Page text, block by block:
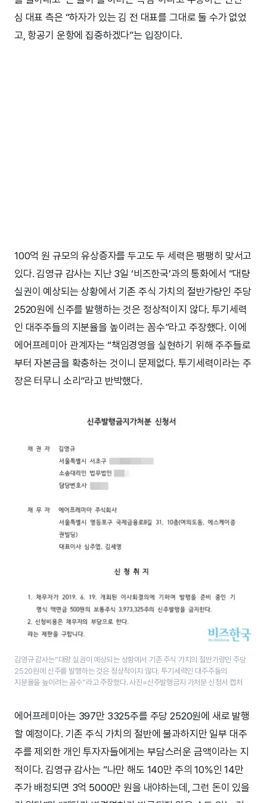
심 대표 측은 “하자가 있는 김 전 대표를 그대로 둘 수가 없었
고, 항공기 운항에 집중하겠다”는 입장이다.
100억 원 규모의 유상증자를 두고도 두 세력은 팽팽히 맞서고
있다. 김영규 감사는 지난 3일 ‘비즈한국’과의 통화에서 “대량
실권이 예상되는 상황에서 기존 주식 가치의 절반가량인 주당
2520원에 신주를 발행하는 것은 정상적이지 않다. 투기세력
인 대주주들의 지분율을 높이려는 꼼수”라고 주장했다. 이에
에어프레미아 관계자는 “책임경영을 실현하기 위해 주주들로
부터 자본금을 확충하는 것이니 문제없다. 투기세력이라는 주
장은 터무니 소리”라고 반박했다.
김영규 감사는“대량 실권이 예상되는 상황에서 기존 주식 가치의 절반가량인 주당
2520원에 신주를 발행하는 것은 정상적이지 않다. 투기세력인 대주주들의
지분율을 높이려는 꼼수”라고 주장했다. 사진=신주발행금지 가처분 신청서 캡처
에어프레미아는 397만 3325주를 주당 2520원에 새로 발행
할 예정이다. 기존 주식 가치의 절반에 불과하지만 일부 대주
주를 제외한 개인 투자자들에게는 부담스러운 금액이라는 지
적이다. 김영규 감사는 “나만 해도 140만 주의 10%인 14만
주가 배정되면 3억 5000만 원을 내야하는데, 그런 돈이 있을